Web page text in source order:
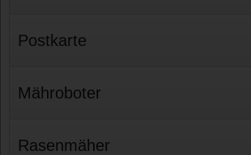
Postkarte
Mähroboter
Rasenmäher